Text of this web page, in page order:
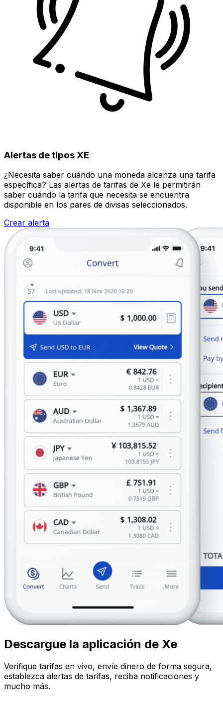
Alertas de tipos XE
¿Necesita saber cuándo una moneda alcanza una tarifa
específica? Las alertas de tarifas de Xe le permitirán
saber cuándo la tarifa que necesita se encuentra
disponible en los pares de divisas seleccionados.
Crear alerta
Descargue la aplicación de Xe
Verifique tarifas en vivo, envíe dinero de forma segura,
establezca alertas de tarifas, reciba notificaciones y
mucho más.